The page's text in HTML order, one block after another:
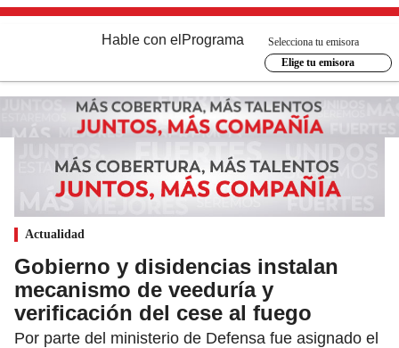
Hable con el Programa
Selecciona tu emisora
Elige tu emisora
Actualidad
Gobierno y disidencias instalan
mecanismo de veeduría y
verificación del cese al fuego
Por parte del ministerio de Defensa fue asignado el